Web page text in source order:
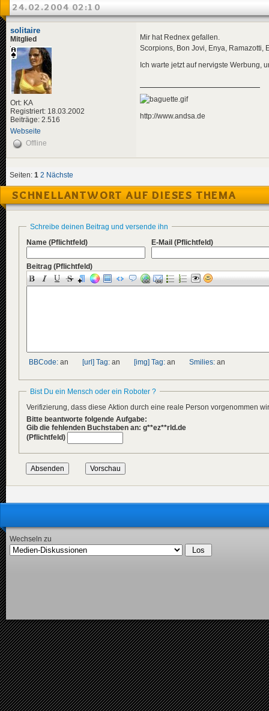
24.02.2004 02:10
solitaire
Mitglied
Ort: KA
Registriert: 18.03.2002
Beiträge: 2.516
Webseite
Mir hat Rednex gefallen.
Scorpions, Bon Jovi, Enya, Ramazotti,
Ich warte jetzt auf nervigste Werbung,
http://www.andsa.de
Offline
Seiten: 1 2 Nächste
SCHNELLANTWORT AUF DIESES THEMA
Schreibe deinen Beitrag und versende ihn
Name (Pflichtfeld) E-Mail (Pflichtfeld)
Beitrag (Pflichtfeld)
BBCode: an [url] Tag: an [img] Tag: an Smilies: an
Bist Du ein Mensch oder ein Roboter ?
Verifizierung, dass diese Aktion durch eine reale Person vorgenommen
Bitte beantworte folgende Aufgabe:
Gib die fehlenden Buchstaben an: g**ez**rld.de
(Pflichtfeld)
Wechseln zu